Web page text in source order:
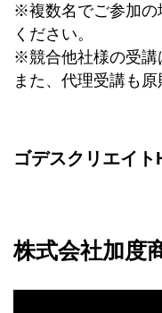
※複数名でご参加の
ください。
※競合他社様の受講
また、代理受講も
ゴデスクリエイ
株式会社加度